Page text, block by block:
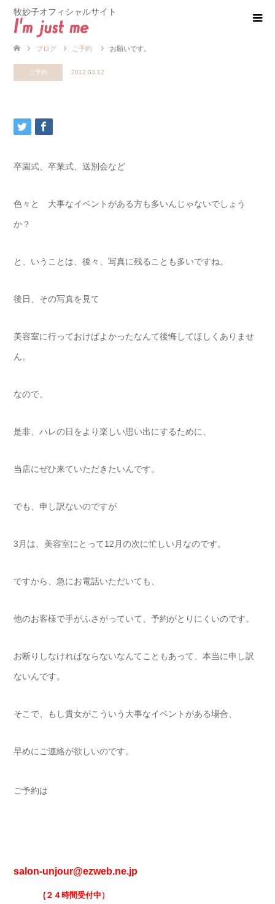
牧妙子オフィシャルサイト
ブログ ご予約 お願いです。
ご予約 2012.03.12
卒園式、卒業式、送別会など
色々と 大事なイベントがある方も多いんじゃないでしょう
か？
と、いうことは、後々、写真に残ることも多いですね。
後日、その写真を見て
美容室に行っておけばよかったなんて後悔してほしくありませ
ん。
なので、
是非、ハレの日をより楽しい思い出にするために、
当店にぜひ来ていただきたいんです。
でも、申し訳ないのですが
3月は、美容室にとって12月の次に忙しい月なのです。
ですから、急にお電話いただいても、
他のお客様で手がふさがっていて、予約がとりにくいのです。
お断りしなければならないなんてこともあって、本当に申し訳
ないんです。
そこで、もし貴女がこういう大事なイベントがある場合、
早めにご連絡が欲しいのです。
ご予約は
salon-unjour@ezweb.ne.jp
(２４時間受付中）